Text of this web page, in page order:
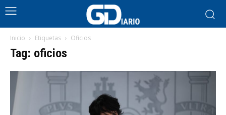
Inicio Etiquetas Oficios
Tag: oficios